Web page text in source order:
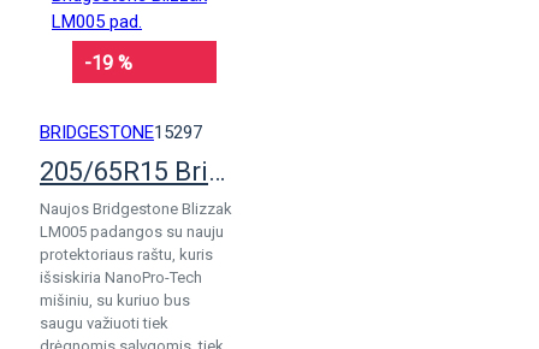
-19 %
BRIDGESTONE15297
205/65R15 Bridgestone Blizzak LM005 pad.
Naujos Bridgestone Blizzak
LM005 padangos su nauju
protektoriaus raštu, kuris
išsiskiria NanoPro-Tech
mišiniu, su kuriuo bus
saugu važiuoti tiek